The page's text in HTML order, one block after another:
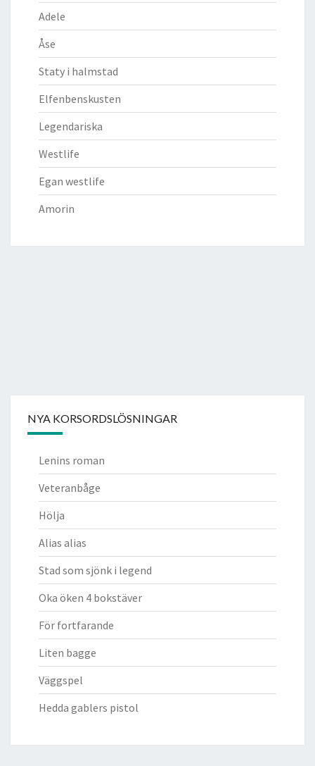
Adele
Åse
Staty i halmstad
Elfenbenskusten
Legendariska
Westlife
Egan westlife
Amorin
NYA KORSORDSLÖSNINGAR
Lenins roman
Veteranbåge
Hölja
Alias alias
Stad som sjönk i legend
Oka öken 4 bokstäver
För fortfarande
Liten bagge
Väggspel
Hedda gablers pistol